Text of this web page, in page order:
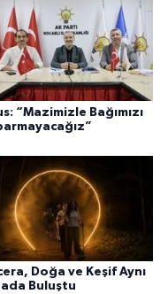
“Mazimizle Bağımızı
Doğa ve Keşif Aynı
Buluştu